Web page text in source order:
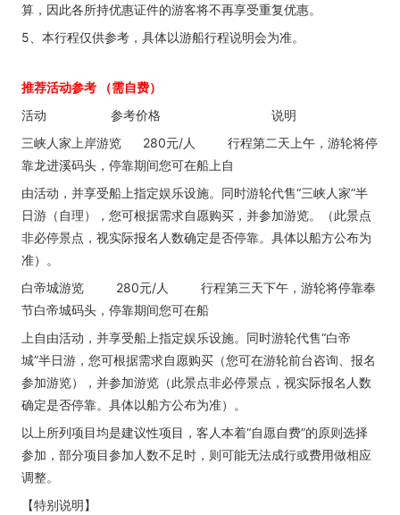
算，因此各所持优惠证件的游客将不再享受重复优惠。
5、本行程仅供参考，具体以游船行程说明会为准。
推荐活动参考 （需自费）
活动 参考价格 说明
三峡人家上岸游览 280元/人 行程第二天上午，游轮将停
靠龙进溪码头，停靠期间您可在船上自
由活动，并享受船上指定娱乐设施。同时游轮代售“三峡人家”半
日游（自理），您可根据需求自愿购买，并参加游览。（此景点
非必停景点，视实际报名人数确定是否停靠。具体以船方公布为
准）。
白帝城游览 280元/人 行程第三天下午，游轮将停靠奉
节白帝城码头，停靠期间您可在船
上自由活动，并享受船上指定娱乐设施。同时游轮代售“白帝
城”半日游，您可根据需求自愿购买（您可在游轮前台咨询、报名
参加游览），并参加游览（此景点非必停景点，视实际报名人数
确定是否停靠。具体以船方公布为准）。
以上所列项目均是建议性项目，客人本着“自愿自费”的原则选择
参加，部分项目参加人数不足时，则可能无法成行或费用做相应
调整。
【特别说明】